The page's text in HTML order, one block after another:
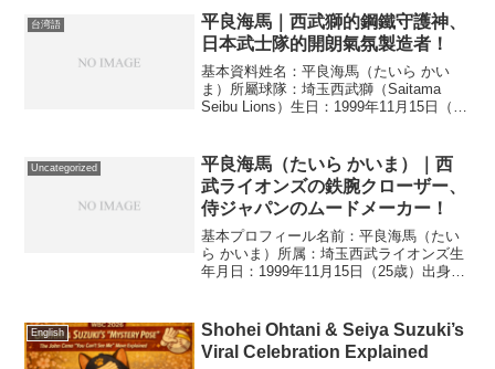
第四棒？」但只要你真正站在海外投手的
視角...
台湾語
平良海馬｜西武獅的鋼鐵守護神、
日本武士隊的開朗氣氛製造者！
基本資料姓名：平良海馬（たいら かい
ま）所屬球隊：埼玉西武獅（Saitama
Seibu Lions）生日：1999年11月15日（25
校：八重山商工高...
Uncategorized
平良海馬（たいら かいま）｜西
武ライオンズの鉄腕クローザー、
侍ジャパンのムードメーカー！
基本プロフィール名前：平良海馬（たい
ら かいま）所属：埼玉西武ライオンズ生
年月日：1999年11月15日（25歳）出身
山商工高校ドラフト：2017年 ...
English
Shohei Ohtani & Seiya Suzuki’s
Viral Celebration Explained